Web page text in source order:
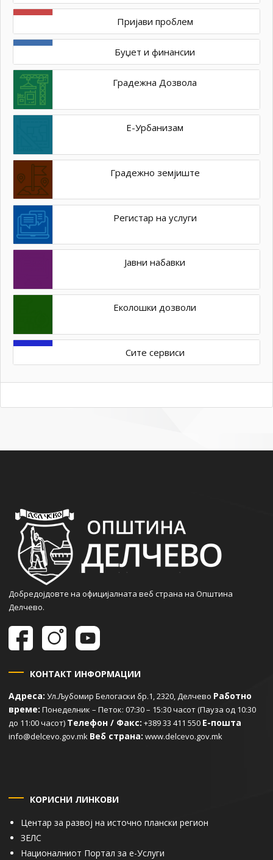
Пријави проблем
Буџет и финансии
Градежна Дозвола
Е-Урбанизам
Градежно земјиште
Регистар на услуги
Јавни набавки
Еколошки дозволи
Сите сервиси
Добредојдовте на официјалната веб страна на Општина
Делчево.
КОНТАКТ ИНФОРМАЦИИ
Адреса: Ул.Љубомир Белогаски бр.1, 2320, Делчево Работно
време: Понеделник – Петок: 07:30 – 15:30 часот (Пауза од 10:30
до 11:00 часот) Телефон / Факс: +389 33 411 550 Е-пошта
info@delcevo.gov.mk Веб страна: www.delcevo.gov.mk
КОРИСНИ ЛИНКОВИ
Центар за развој на источно плански регион
ЗЕЛС
Националниот Портал за е-Услуги